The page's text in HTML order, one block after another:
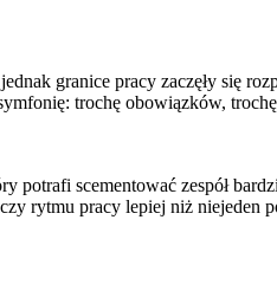
granice pracy zaczęły się
trochę obowiązków,
scementować zespół
rytmu pracy lepiej niż niejeden